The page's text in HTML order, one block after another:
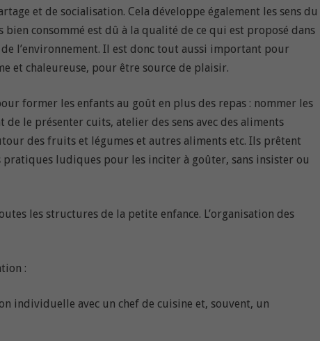
et de socialisation. Cela développe également les sens du
consommé est dû à la qualité de ce qui est proposé dans
l’environnement. Il est donc tout aussi important pour
et chaleureuse, pour être source de plaisir.
former les enfants au goût en plus des repas : nommer les
le présenter cuits, atelier des sens avec des aliments
des fruits et légumes et autres aliments etc. Ils prêtent
ludiques pour les inciter à goûter, sans insister ou
les structures de la petite enfance. L’organisation des
:
individuelle avec un chef de cuisine et, souvent, un